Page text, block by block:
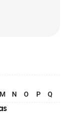
M N O P Q